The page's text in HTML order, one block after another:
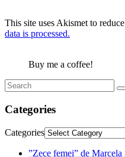
This site uses Akismet to
data is processed.
Buy me a coffee!
Categories
Categories
”Zece femei” de Marcela